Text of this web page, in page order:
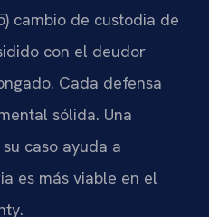
cambio de custodia de
con el deudor
Cada defensa
sólida. Una
caso ayuda a
es más viable en el